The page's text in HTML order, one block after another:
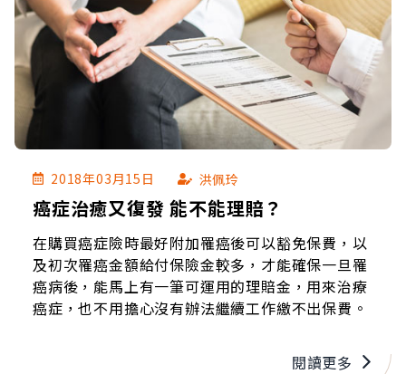
2018年03月15日 洪佩玲
癌症治癒又復發 能不能理賠？
在購買癌症險時最好附加罹癌後可以豁免保費，以
及初次罹癌金額給付保險金較多，才能確保一旦罹
癌病後，能馬上有一筆可運用的理賠金，用來治療
癌症，也不用擔心沒有辦法繼續工作繳不出保費。
閱讀更多